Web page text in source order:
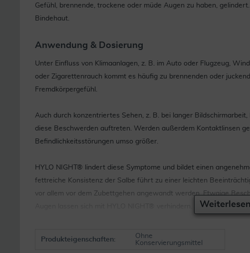
Gefühl, brennende, trockene oder müde Augen zu haben,
Bindehaut.
Anwendung & Dosierung
Unter Einfluss von Klimaanlagen, z. B. im Auto oder Flugzeug,
oder Zigarettenrauch kommt es häufig zu brennenden oder
Fremdkörpergefühl.
Auch durch konzentriertes Sehen, z. B. bei langer
diese Beschwerden auftreten. Werden außerdem Kontaktlinsen
Befindlichkeitsstörungen umso größer.
HYLO NIGHT® lindert diese Symptome und bildet einen
fettreiche Konsistenz der Salbe führt zu einer leichten
vor allem vor dem Zubettgehen angewandt werden. Etwaige
Die Häufigkeit der Anwendung richtet sich nach Ihren
Weiterlesen
Produkteigenschaften:
Ohne
Konservierungsmittel